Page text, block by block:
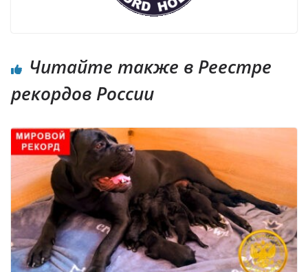
Читайте также в Реестре
рекордов России